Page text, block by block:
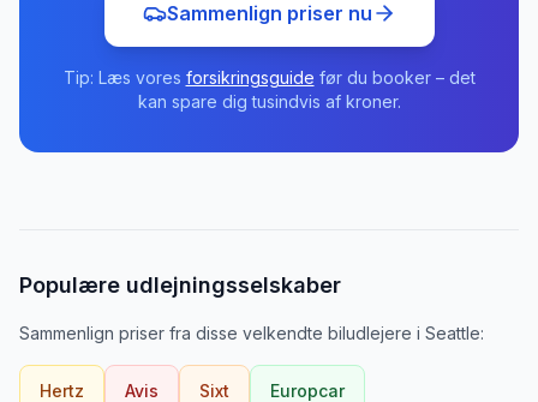
Sammenlign priser nu
Tip: Læs vores forsikringsguide før du booker – det
kan spare dig tusindvis af kroner.
Populære udlejningsselskaber
Sammenlign priser fra disse velkendte biludlejere i Seattle:
Hertz Avis Sixt Europcar